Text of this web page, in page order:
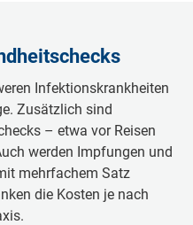
Infektionskrankheiten
Zusätzlich sind
– etwa vor Reisen
werden Impfungen und
mehrfachem Satz
die Kosten je nach